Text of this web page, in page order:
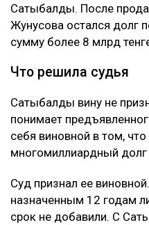
Сатыбалды. После
Жунусова остался долг
сумму более 8 млрд
Что решила судья
Сатыбалды вину не
понимает
себя виновной в том,
многомиллиардный
Суд признал ее
назначенным 12 годам
срок не добавили. С